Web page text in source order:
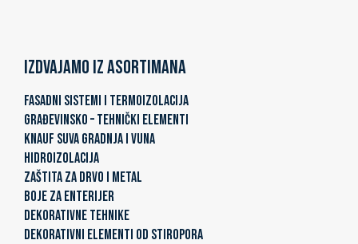
Izdvajamo iz asortimana
FASADNI SISTEMI I TERMOIZOLACIJA
GRAĐEVINSKO – TEHNIČKI ELEMENTI
KNAUF SUVA GRADNJA I VUNA
HIDROIZOLACIJA
ZAŠTITA ZA DRVO I METAL
BOJE ZA ENTERIJER
DEKORATIVNE TEHNIKE
DEKORATIVNI ELEMENTI OD STIROPORA